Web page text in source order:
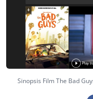
Sinopsis Film The Bad